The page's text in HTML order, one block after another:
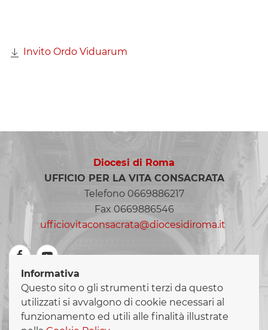
Informativa
Questo sito o gli strumenti terzi da questo
utilizzati si avvalgono di cookie necessari al
funzionamento ed utili alle finalità illustrate
Invito Ordo Viduarum
Diocesi di Roma
UFFICIO PER LA VITA CONSACRATA
Telefono 0669886217
Fax 0669886546
ufficiovitaconsacrata@diocesidiroma.it
LINK UTILI
diocesidiroma.it
congregazionevitaconsacrata.va